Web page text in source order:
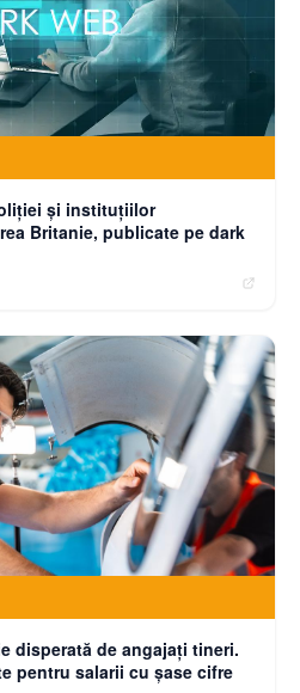
și instituțiilor
Britanie, publicate pe dark
disperată de angajaţi tineri.
pentru salarii cu şase cifre